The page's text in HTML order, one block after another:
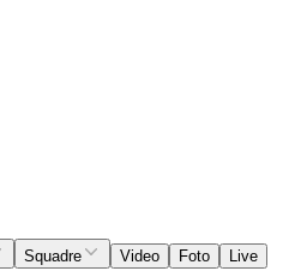
Squadre Video Foto
Live